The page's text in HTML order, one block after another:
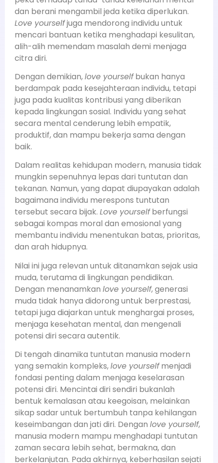
dan berani mengambil jeda ketika diperlukan.
Love yourselfjuga mendorong individu untuk
mencari bantuan ketika menghadapi kesulitan,
alih-alih memendam masalah demi menjaga
citra diri.
Dengan demikian,love yourselfbukan hanya
berdampak pada kesejahteraan individu, tetapi
juga pada kualitas kontribusi yang diberikan
kepada lingkungan sosial. Individu yang sehat
secara mental cenderung lebih empatik,
produktif, dan mampu bekerja sama dengan
baik.
Dalam realitas kehidupan modern, manusia tidak
mungkin sepenuhnya lepas dari tuntutan dan
tekanan. Namun, yang dapat diupayakan adalah
bagaimana individu merespons tuntutan
tersebut secara bijak. Love yourselfberfungsi
sebagai kompas moral dan emosional yang
membantu individu menentukan batas, prioritas,
dan arah hidupnya.
Nilai ini juga relevan untuk ditanamkan sejak usia
muda, terutama di lingkungan pendidikan.
Dengan menanamkan love yourself, generasi
muda tidak hanya didorong untuk berprestasi,
tetapi juga diajarkan untuk menghargai proses,
menjaga kesehatan mental, dan mengenali
potensi diri secara autentik.
Di tengah dinamika tuntutan manusia modern
yang semakin kompleks,love yourselfmenjadi
fondasi penting dalam menjaga keselarasan
potensi diri. Mencintai diri sendiri bukanlah
bentuk kemalasan atau keegoisan, melainkan
sikap sadar untuk bertumbuh tanpa kehilangan
keseimbangan dan jati diri. Dengan love yourself,
manusia modern mampu menghadapi tuntutan
zaman secara lebih sehat, bermakna, dan
berkelanjutan. Pada akhirnya, keberhasilan sejati